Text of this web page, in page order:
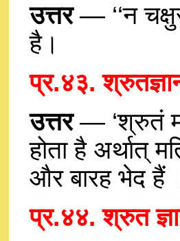
उत्तर— ‘‘न
है।
प्र.४३.
उत्तर— ‘श्रुतं
होता है अर्थात्
और बारह भेद हैं
प्र.४४. श्रुत